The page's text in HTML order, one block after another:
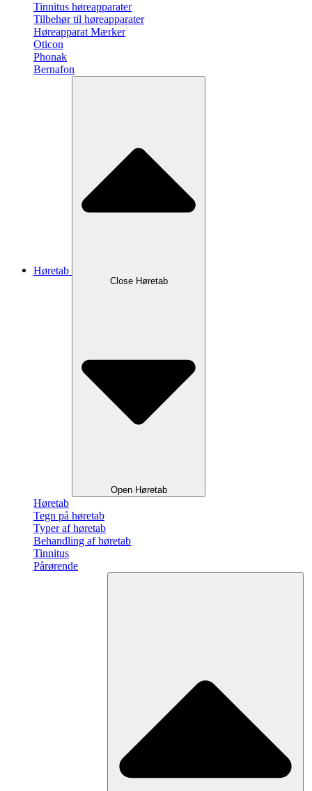
Tinnitus høreapparater
Tilbehør til høreapparater
Høreapparat Mærker
Oticon
Phonak
Bernafon
Høretab
Close Høretab
Open Høretab
Høretab
Tegn på høretab
Typer af høretab
Behandling af høretab
Tinnitus
Pårørende